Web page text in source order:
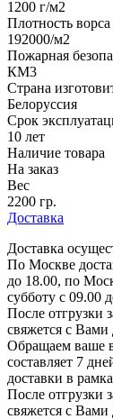
1200 г/м2
Плотность ворса
192000/м2
Пожарная
КМ3
Страна
Белоруссия
Срок
10 лет
Наличие товара
На заказ
Вес
2200 гр.
Доставка
Доставка
По Москве
до 18.00, по
субботу с 09.00
После отгрузки
свяжется с Вами
Обращаем ваше
составляет 7
доставки в
После отгрузки
свяжется с Вами